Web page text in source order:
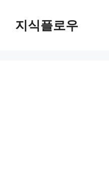
지식플로우